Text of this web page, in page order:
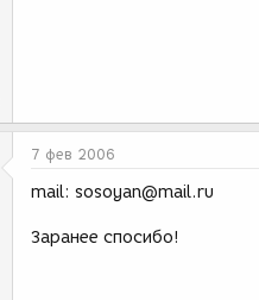
7 фев 2006
mail: sosoyan@mail.ru
Заранее спосибо!